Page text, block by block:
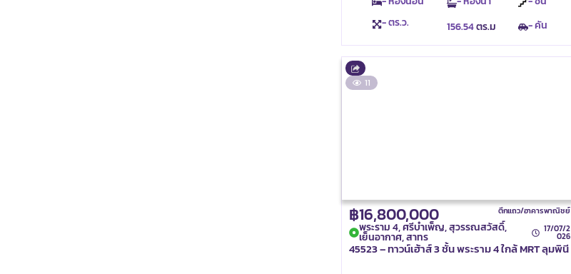
- ตร.ว.
156.54ตร.ม - คัน
11
฿16,800,000 ตึกแถว/อาคารพาณิชย์
พระราม 4, ศรีบำเพ็ญ, สุวรรณสวัสดิ์,
เย็นอากาศ, สาทร
17/07/2
026
45523 – ทาวน์เฮ้าส์ 3 ชั้น พระราม 4 ใกล้ MRT ลุมพินี